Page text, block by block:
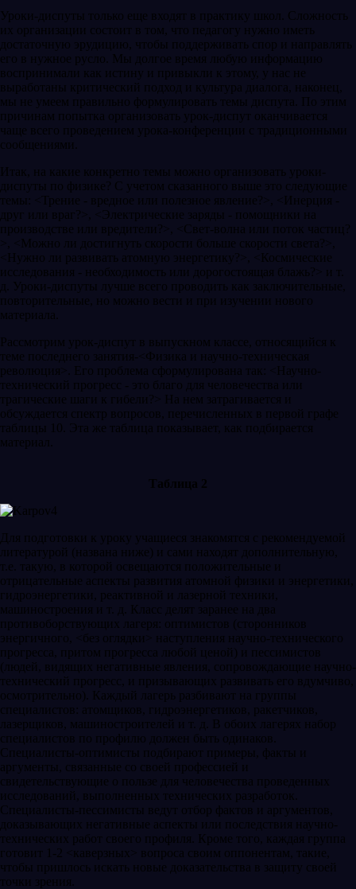
Уроки-диспуты только еще входят в практику школ. Сложность
их организации состоит в том, что педагогу нужно иметь
достаточную эрудицию, чтобы поддерживать спор и направлять
его в нужное русло. Мы долгое время любую информацию
воспринимали как истину и привыкли к этому, у нас не
выработаны критический подход и культура диалога, наконец,
мы не умеем правильно формулировать темы диспута. По этим
причинам попытка организовать урок-диспут оканчивается
чаще всего проведением урока-конференции с традиционными
сообщениями.
Итак, на какие конкретно темы можно организовать уроки-
диспуты по физике? С учетом сказанного выше это следующие
темы: <Трение - вредное или полезное явление?>, <Инерция -
друг или враг?>, <Электрические заряды - помощники на
производстве или вредители?>, <Свет-волна или поток частиц?
>, <Можно ли достигнуть скорости больше скорости света?>,
<Нужно ли развивать атомную энергетику?>, <Космические
исследования - необходимость или дорогостоящая блажь?> и т.
д. Уроки-диспуты лучше всего проводить как заключительные,
повторительные, но можно вести и при изучении нового
материала.
Рассмотрим урок-диспут в выпускном классе, относящийся к
теме последнего занятия-<Физика и научно-техническая
революция>. Его проблема сформулирована так: <Научно-
технический прогресс - это благо для человечества или
трагические шаги к гибели?> На нем затрагивается и
обсуждается спектр вопросов, перечисленных в первой графе
таблицы 10. Эта же таблица показывает, как подбирается
материал.
Таблица 2
Для подготовки к уроку учащиеся знакомятся с рекомендуемой
литературой (названа ниже) и сами находят дополнительную,
т.е. такую, в которой освещаются положительные и
отрицательные аспекты развития атомной физики и энергетики,
гидроэнергетики, реактивной и лазерной техники,
машиностроения и т. д. Класс делят заранее на два
противоборствующих лагеря: оптимистов (сторонников
энергичного, <без оглядки> наступления научно-технического
прогресса, притом прогресса любой ценой) и пессимистов
(людей, видящих негативные явления, сопровождающие научно-
технический прогресс, и призывающих развивать его вдумчиво,
осмотрительно). Каждый лагерь разбивают на группы
специалистов: атомщиков, гидроэнергетиков, ракетчиков,
лазерщиков, машиностроителей и т. д. В обоих лагерях набор
специалистов по профилю должен быть одинаков.
Специалисты-оптимисты подбирают примеры, факты и
аргументы, связанные со своей профессией и
свидетельствующие о пользе для человечества проведенных
исследований, выполненных технических разработок.
Специалисты-пессимисты ведут отбор фактов и аргументов,
доказывающих негативные аспекты или последствия научно-
технических работ своего профиля. Кроме того, каждая группа
готовит 1-2 <каверзных> вопроса своим оппонентам, такие,
чтобы пришлось искать новые доказательства в защиту своей
точки зрения.